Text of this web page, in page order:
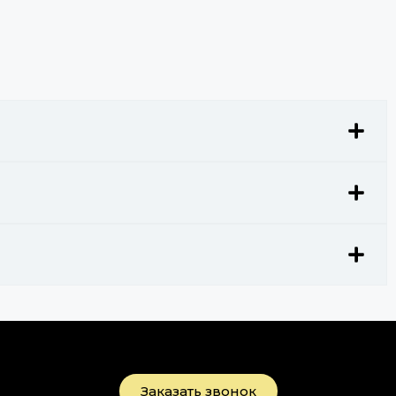
Заказать звонок